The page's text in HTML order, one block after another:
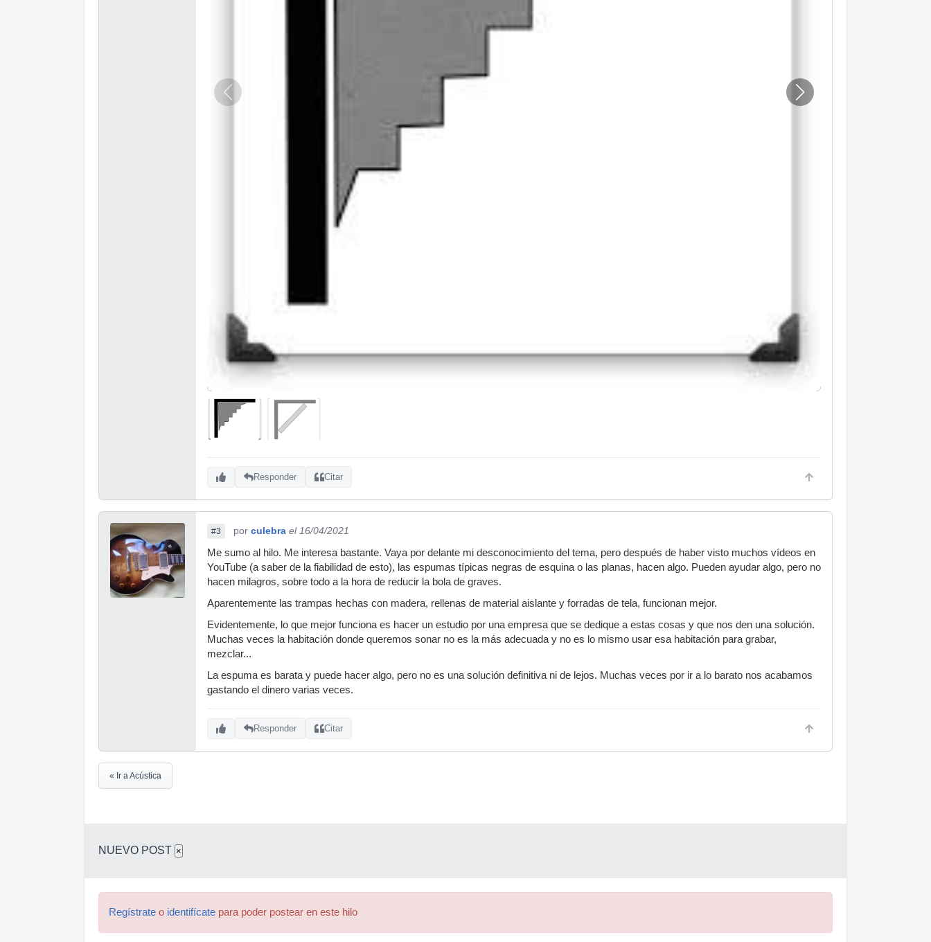
Responder Citar
#3 por culebra el 16/04/2021
Me sumo al hilo. Me interesa bastante. Vaya por delante mi desconocimiento del tema, pero después de haber visto muchos vídeos en
YouTube (a saber de la fiabilidad de esto), las espumas típicas negras de esquina o las planas, hacen algo. Pueden ayudar algo, pero no
hacen milagros, sobre todo a la hora de reducir la bola de graves.
Aparentemente las trampas hechas con madera, rellenas de material aislante y forradas de tela, funcionan mejor.
Evidentemente, lo que mejor funciona es hacer un estudio por una empresa que se dedique a estas cosas y que nos den una solución.
Muchas veces la habitación donde queremos sonar no es la más adecuada y no es lo mismo usar esa habitación para grabar,
mezclar...
La espuma es barata y puede hacer algo, pero no es una solución definitiva ni de lejos. Muchas veces por ir a lo barato nos acabamos
gastando el dinero varias veces.
Responder Citar
« Ir a Acústica
NUEVO POST ×
Regístrate o identifícate para poder postear en este hilo